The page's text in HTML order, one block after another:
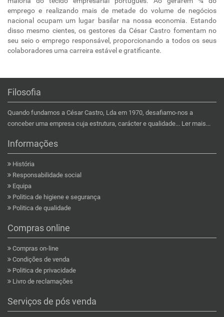
emprego e realizando mais de metade do volume de negócios
nacional ocupam um lugar basilar na nossa economia. Estando
disso mesmo cientes, os gestores da César Castro fomentam no
seu seio o emprego responsável, proporcionando a todos os seus
colaboradores uma carreira estável e gratificante.
Filosofia
Quando fundamos a César Castro, Lda em 1970, desafiamo-nos a
conceber uma empresa cuja estrutura, carácter e qualidade... Ler mais...
Informações
História
Responsabilidade social
Equipa
Politica de higiene e segurança
Politica de qualidade
Compras online
Compras on-line
Condições de venda
Politica de privacidade
Livro de reclamações
Serviços de pós venda